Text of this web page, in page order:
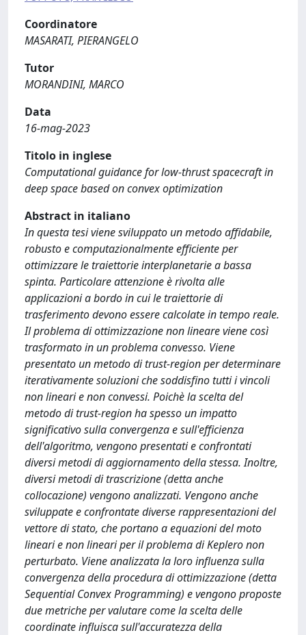
Coordinatore
MASARATI, PIERANGELO
Tutor
MORANDINI, MARCO
Data
16-mag-2023
Titolo in inglese
Computational guidance for low-thrust spacecraft in
deep space based on convex optimization
Abstract in italiano
In questa tesi viene sviluppato un metodo affidabile,
robusto e computazionalmente efficiente per
ottimizzare le traiettorie interplanetarie a bassa
spinta. Particolare attenzione è rivolta alle
applicazioni a bordo in cui le traiettorie di
trasferimento devono essere calcolate in tempo reale.
Il problema di ottimizzazione non lineare viene così
trasformato in un problema convesso. Viene
presentato un metodo di trust-region per determinare
iterativamente soluzioni che soddisfino tutti i vincoli
non lineari e non convessi. Poichè la scelta del
metodo di trust-region ha spesso un impatto
significativo sulla convergenza e sull'efficienza
dell'algoritmo, vengono presentati e confrontati
diversi metodi di aggiornamento della stessa. Inoltre,
diversi metodi di trascrizione (detta anche
collocazione) vengono analizzati. Vengono anche
sviluppate e confrontate diverse rappresentazioni del
vettore di stato, che portano a equazioni del moto
lineari e non lineari per il problema di Keplero non
perturbato. Viene analizzata la loro influenza sulla
convergenza della procedura di ottimizzazione (detta
Sequential Convex Programming) e vengono proposte
due metriche per valutare come la scelta delle
coordinate influisca sull'accuratezza della